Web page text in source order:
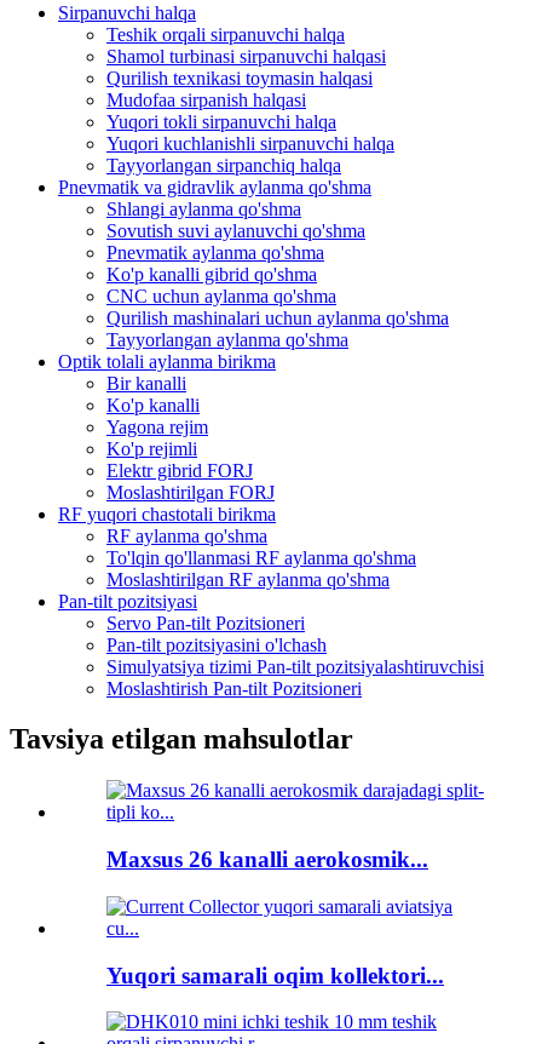
Sirpanuvchi halqa
Teshik orqali sirpanuvchi halqa
Shamol turbinasi sirpanuvchi halqasi
Qurilish texnikasi toymasin halqasi
Mudofaa sirpanish halqasi
Yuqori tokli sirpanuvchi halqa
Yuqori kuchlanishli sirpanuvchi halqa
Tayyorlangan sirpanchiq halqa
Pnevmatik va gidravlik aylanma qo'shma
Shlangi aylanma qo'shma
Sovutish suvi aylanuvchi qo'shma
Pnevmatik aylanma qo'shma
Ko'p kanalli gibrid qo'shma
CNC uchun aylanma qo'shma
Qurilish mashinalari uchun aylanma qo'shma
Tayyorlangan aylanma qo'shma
Optik tolali aylanma birikma
Bir kanalli
Ko'p kanalli
Yagona rejim
Ko'p rejimli
Elektr gibrid FORJ
Moslashtirilgan FORJ
RF yuqori chastotali birikma
RF aylanma qo'shma
To'lqin qo'llanmasi RF aylanma qo'shma
Moslashtirilgan RF aylanma qo'shma
Pan-tilt pozitsiyasi
Servo Pan-tilt Pozitsioneri
Pan-tilt pozitsiyasini o'lchash
Simulyatsiya tizimi Pan-tilt pozitsiyalashtiruvchisi
Moslashtirish Pan-tilt Pozitsioneri
Tavsiya etilgan mahsulotlar
Maxsus 26 kanalli aerokosmik...
Yuqori samarali oqim kollektori...